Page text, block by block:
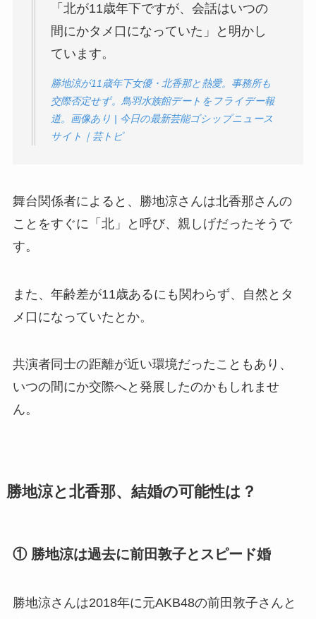
「北が11歳年下ですが、会話はいつの
間にかタメ口になっていた」と明かし
ています。
勝地涼が11歳年下女優・北香那と熱愛。事務所も
交際否定せず。鳥羽水族館デートをフライデー報
道。画像あり | 今日の最新芸能ゴシップニュース
サイト｜芸トピ
舞台関係者によると、勝地涼さんは北香那さんの
ことをすぐに「北」と呼び、親しげだったそうで
す。
また、年齢差が11歳あるにも関わらず、自然とタ
メ口になっていたとか。
共演者同士の距離が近い環境だったこともあり、
いつの間にか交際へと発展したのかもしれませ
ん。
勝地涼と北香那、結婚の可能性は？
① 勝地涼は過去に前田敦子とスピード婚
勝地涼さんは2018年に元AKB48の前田敦子さんと